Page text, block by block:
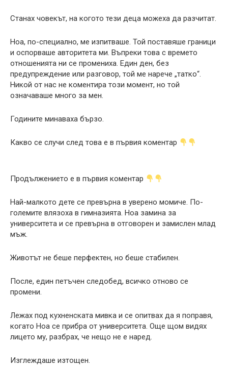
Станах човекът, на когото тези деца можеха да разчитат.
Ноа, по-специално, ме изпитваше. Той поставяше граници
и оспорваше авторитета ми. Въпреки това с времето
отношенията ни се промениха. Един ден, без
предупреждение или разговор, той ме нарече „татко“.
Никой от нас не коментира този момент, но той
означаваше много за мен.
Годините минаваха бързо.
Какво се случи след това е в първия коментар
Продължението е в първия коментар
Най-малкото дете се превърна в уверено момиче. По-
големите влязоха в гимназията. Ноа замина за
университета и се превърна в отговорен и замислен млад
мъж.
Животът не беше перфектен, но беше стабилен.
После, един петъчен следобед, всичко отново се
промени.
Лежах под кухненската мивка и се опитвах да я поправя,
когато Ноа се прибра от университета. Още щом видях
лицето му, разбрах, че нещо не е наред.
Изглеждаше изтощен.